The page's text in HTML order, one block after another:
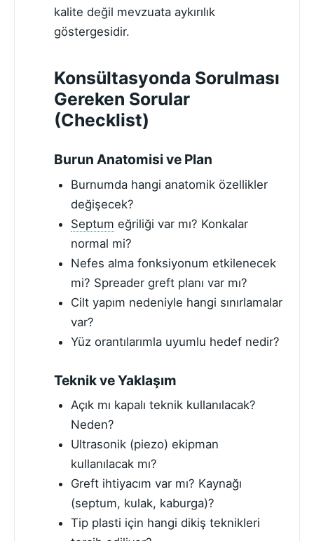
kalite değil mevzuata aykırılık
göstergesidir.
Konsültasyonda Sorulması
Gereken Sorular
(Checklist)
Burun Anatomisi ve Plan
Burnumda hangi anatomik özellikler
değişecek?
Septum eğriliği var mı? Konkalar
normal mi?
Nefes alma fonksiyonum etkilenecek
mi? Spreader greft planı var mı?
Cilt yapım nedeniyle hangi sınırlamalar
var?
Yüz orantılarımla uyumlu hedef nedir?
Teknik ve Yaklaşım
Açık mı kapalı teknik kullanılacak?
Neden?
Ultrasonik (piezo) ekipman
kullanılacak mı?
Greft ihtiyacım var mı? Kaynağı
(septum, kulak, kaburga)?
Tip plasti için hangi dikiş teknikleri